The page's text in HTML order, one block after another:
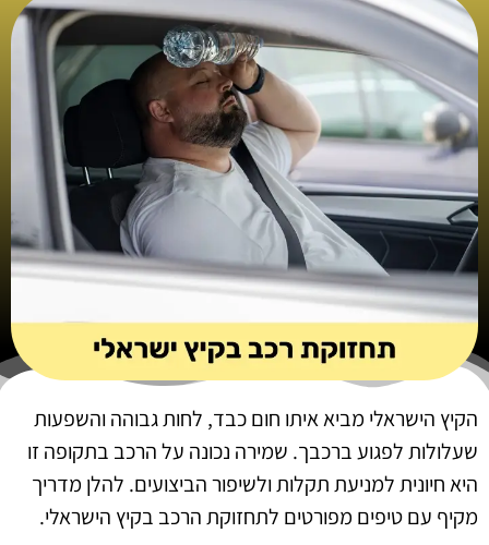
הקיץ הישראלי מביא איתו חום כבד, לחות גבוהה והשפעות
שעלולות לפגוע ברכבך. שמירה נכונה על הרכב בתקופה זו
היא חיונית למניעת תקלות ולשיפור הביצועים. להלן מדריך
מקיף עם טיפים מפורטים לתחזוקת הרכב בקיץ הישראלי.